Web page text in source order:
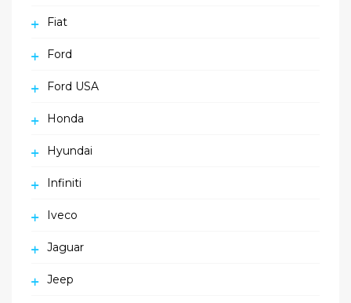
Fiat
Ford
Ford USA
Honda
Hyundai
Infiniti
Iveco
Jaguar
Jeep